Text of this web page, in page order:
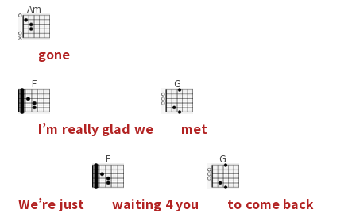
Am
gone
F
I’m really glad we
G
met
We’re just
F
waiting 4you
G
to come back